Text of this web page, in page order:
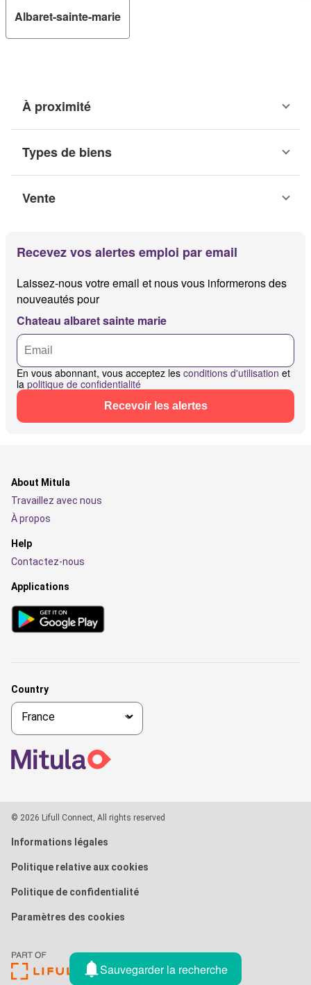
Albaret-sainte-marie
À proximité
Types de biens
Vente
Recevez vos alertes emploi par email
Laissez-nous votre email et nous vous informerons des
nouveautés pour
Chateau albaret sainte marie
En vous abonnant, vous acceptez les conditions d'utilisation et
la politique de confidentialité
Recevoir les alertes
Sauvegarder la recherche
About Mitula
Travaillez avec nous
À propos
Help
Contactez-nous
Applications
Country
© 2026 Lifull Connect, All rights reserved
Informations légales
Politique relative aux cookies
Politique de confidentialité
Paramètres des cookies